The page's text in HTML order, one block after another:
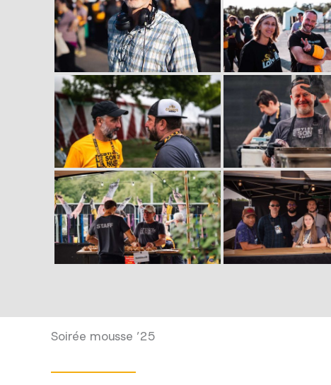
Soirée mousse ’25